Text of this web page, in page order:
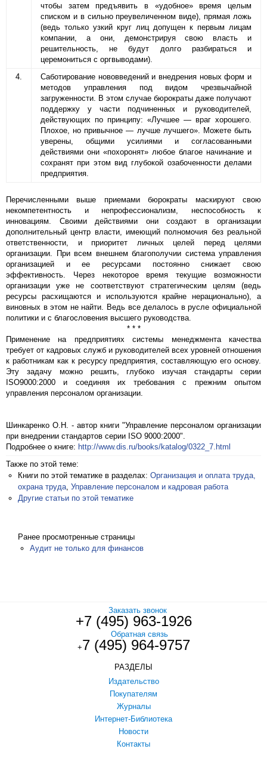
чтобы затем предъявить в «удобное» время целым
списком и в сильно преувеличенном виде), прямая ложь
(ведь только узкий круг лиц допущен к первым лицам
компании, а они, демонстрируя свою власть и
решительность, не будут долго разбираться и
церемониться с оргвыводами).
4.
Саботирование нововведений и внедрения новых форм и
методов управления под видом чрезвычайной
загруженности. В этом случае бюрократы даже получают
поддержку у части подчиненных и руководителей,
действующих по принципу: «Лучшее — враг хорошего.
Плохое, но привычное — лучше лучшего». Можете быть
уверены, общими усилиями и согласованными
действиями они «похоронят» любое благое начинание и
сохранят при этом вид глубокой озабоченности делами
предприятия.
Перечисленными выше приемами бюрократы маскируют свою
некомпетентность и непрофессионализм, неспособность к
инновациям. Своими действиями они создают в организации
дополнительный центр власти, имеющий полномочия без реальной
ответственности, и приоритет личных целей перед целями
организации. При всем внешнем благополучии система управления
организацией и ее ресурсами постоянно снижает свою
эффективность. Через некоторое время текущие возможности
организации уже не соответствуют стратегическим целям (ведь
ресурсы расхищаются и используются крайне нерационально), а
виновных в этом не найти. Ведь все делалось в русле официальной
политики и с благословения высшего руководства.
* * *
Применение на предприятиях системы менеджмента качества
требует от кадровых служб и руководителей всех уровней отношения
к работникам как к ресурсу предприятия, составляющую его основу.
Эту задачу можно решить, глубоко изучая стандарты серии
ISO9000:2000 и соединяя их требования с прежним опытом
управления персоналом организации.
Шинкаренко О.Н. - автор книги "Управление персоналом организации
при внедрении стандартов серии ISO 9000:2000".
Подробнее о книге: http://www.dis.ru/books/katalog/0322_7.html
Также по этой теме:
Книги по этой тематике в разделах: Организация и оплата труда,
охрана труда Управление персоналом и кадровая работа
Другие статьи по этой тематике
Ранее просмотренные страницы
Аудит не только для финансов
Заказать звонок
+7 (495) 963-1926
Обратная связь
+7 (495) 964-9757
РАЗДЕЛЫ
Издательство
Покупателям
Журналы
Интернет-Библиотека
Новости
Контакты